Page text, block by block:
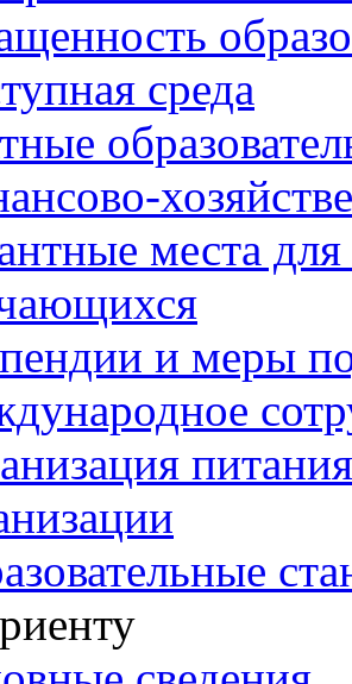
среда
места
и меры